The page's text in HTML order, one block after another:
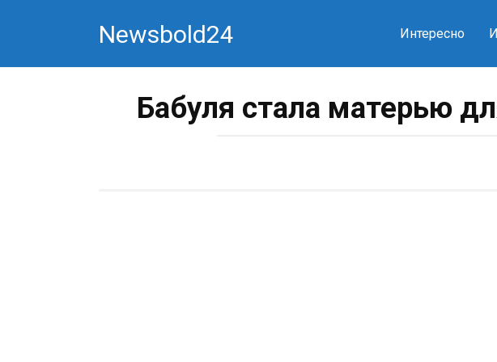
Newsbold24 Интересно
Бабуля стала матерью